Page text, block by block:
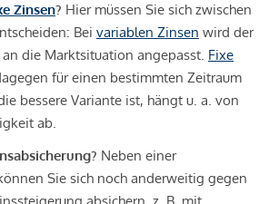
Zinsen? Hier müssen Sie sich zwischen
Bei variablen Zinsen wird der
die Marktsituation angepasst. Fixe
für einen bestimmten Zeitraum
bessere Variante ist, hängt u. a. von
ab.
Neben einer
Sie sich noch anderweitig gegen